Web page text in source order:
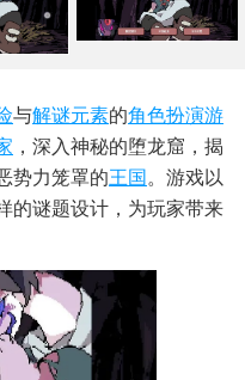
与解谜元素的角色扮演游
，深入神秘的堕龙窟，揭
势力笼罩的王国 。游戏以
的谜题设计，为玩家带来